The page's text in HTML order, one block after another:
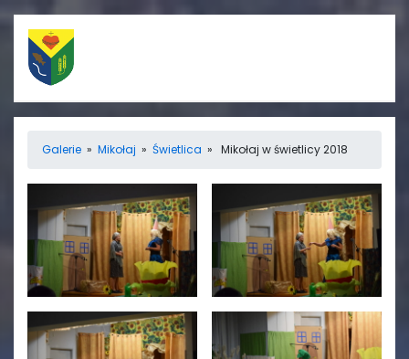
Straż Pożarna
Ośrodek zdrowia
Koło gospodyń
wiejskich
Informacje
Aktualności
Galerie
Galerie » Mikołaj » Świetlica » Mikołaj w świetlicy 2018